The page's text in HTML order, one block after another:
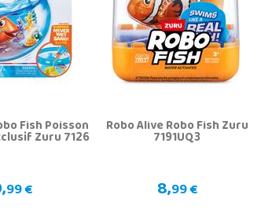
Fish Poisson
Zuru 7126
99 €
Robo Alive Robo Fish Zuru
7191UQ3
8,99 €